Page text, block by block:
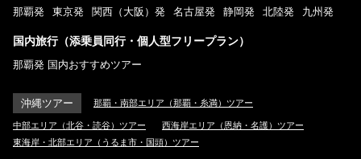
那覇発 東京発 関西（大阪）発 名古屋発 静岡発 北陸発 九州発
国内旅行（添乗員同行・個人型フリープラン）
那覇発 国内おすすめツアー
沖縄ツアー 那覇・南部エリア（那覇・糸満）ツアー
中部エリア（北谷・読谷）ツアー
西海岸エリア（恩納・名護）ツアー
東海岸・北部エリア（うるま市・国頭）ツアー